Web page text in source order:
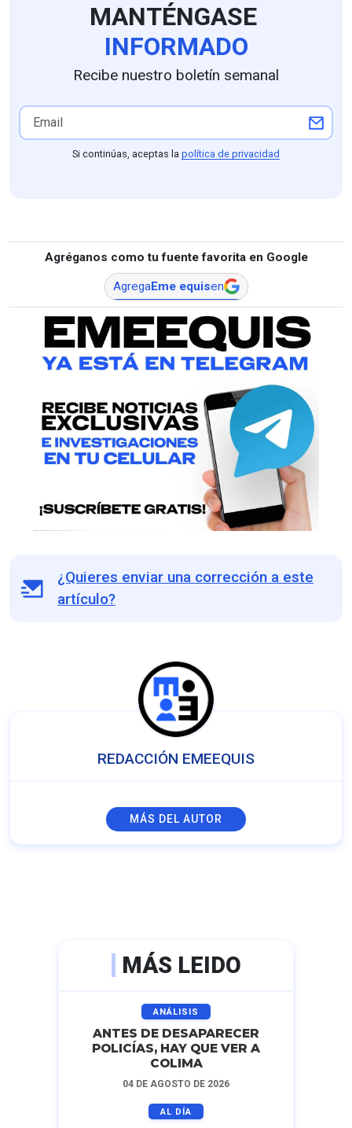
MANTÉNGASE
INFORMADO
Recibe nuestro boletín semanal
Si continúas, aceptas la política de privacidad
Agréganos como tu fuente favorita en Google
AgregaEme equisen
¿Quieres enviar una corrección a este
artículo?
REDACCIÓN EMEEQUIS
MÁS DEL AUTOR
MÁS LEIDO
ANÁLISIS
ANTES DE DESAPARECER
POLICÍAS, HAY QUE VER A
COLIMA
04 DE AGOSTO DE 2026
AL DÍA